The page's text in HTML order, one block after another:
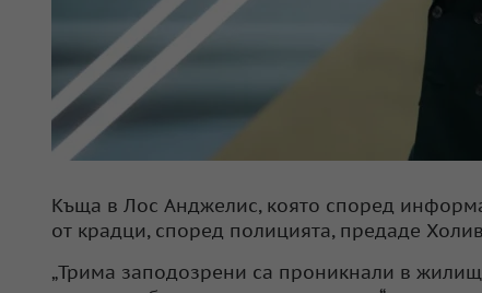
Къща в Лос Анджелис, която според
от крадци, според полицията, предаде
„Трима заподозрени са проникнали в